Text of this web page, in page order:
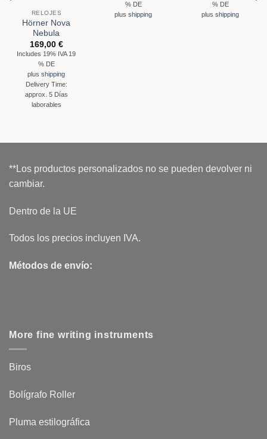
RELOJES
Hörner Nova
Nebula
169,00 €
Includes 19% IVA 19
% DE
plusshipping
Delivery Time:
approx. 5 Días
laborables
% DE
plusshipping
% DE
plusshipping
**Los productos personalizados no se pueden devolver ni
cambiar.
Dentro de la UE
Todos los precios incluyen IVA.
Métodos de envío:
More fine writing instruments
Biros
Bolígrafo Roller
Pluma estilográfica